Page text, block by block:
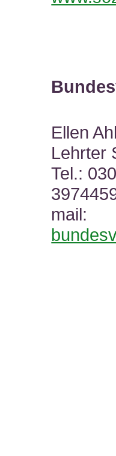
Ellen
Lehrter
Tel.:
mail: